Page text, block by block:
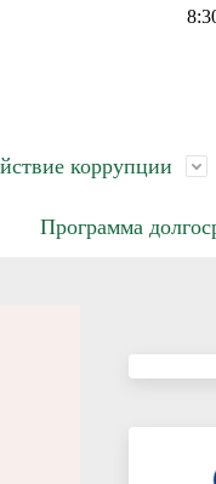
8:30
полезного
коррупции
Программа